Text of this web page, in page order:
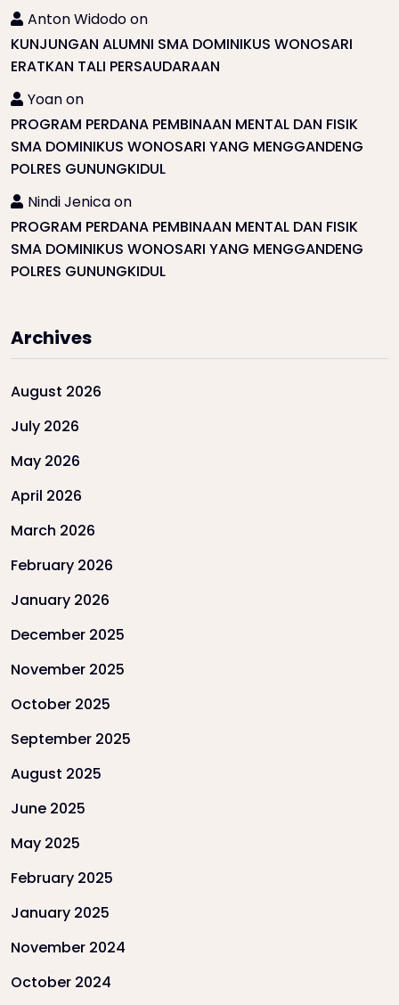
Anton Widodoon
KUNJUNGAN ALUMNI SMA DOMINIKUS WONOSARI
ERATKAN TALI PERSAUDARAAN
Yoanon
PROGRAM PERDANA PEMBINAAN MENTAL DAN FISIK
SMA DOMINIKUS WONOSARI YANG MENGGANDENG
POLRES GUNUNGKIDUL
Nindi Jenicaon
PROGRAM PERDANA PEMBINAAN MENTAL DAN FISIK
SMA DOMINIKUS WONOSARI YANG MENGGANDENG
POLRES GUNUNGKIDUL
Archives
August 2026
July 2026
May 2026
April 2026
March 2026
February 2026
January 2026
December 2025
November 2025
October 2025
September 2025
August 2025
June 2025
May 2025
February 2025
January 2025
November 2024
October 2024